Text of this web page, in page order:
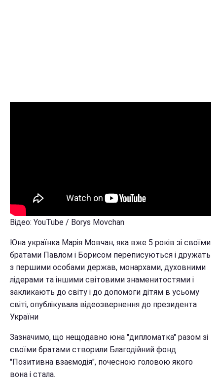
Відео: YouTube / Borys Movchan
Юна українка Марія Мовчан, яка вже 5 років зі своїми
братами Павлом і Борисом переписуються і дружать
з першими особами держав, монархами, духовними
лідерами та іншими світовими знаменитостями і
закликають до світу і до допомоги дітям в усьому
світі, опублікувала відеозвернення до президента
України
Зазначимо, що нещодавно юна "дипломатка" разом зі
своїми братами створили Благодійний фонд
"Позитивна взаємодія", почесною головою якого
вона і стала.